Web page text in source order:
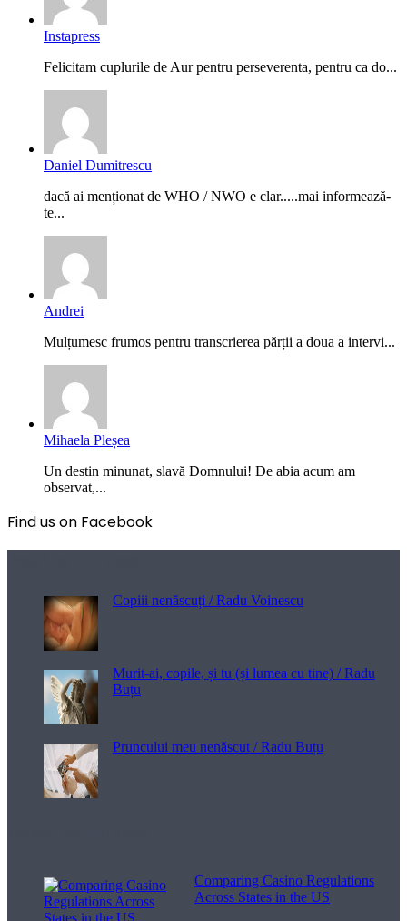
Instapress
Felicitam cuplurile de Aur pentru perseverenta, pentru ca do...
Daniel Dumitrescu
dacă ai menționat de WHO / NWO e clar.....mai informează-
te...
Andrei
Mulțumesc frumos pentru transcrierea părții a doua a intervi...
Mihaela Pleșea
Un destin minunat, slavă Domnului! De abia acum am
observat,...
Find us on Facebook
Copiii nenăscuți / Radu Voinescu
Murit-ai, copile, și tu (și lumea cu tine) / Radu
Buțu
Pruncului meu nenăscut / Radu Buțu
Comparing Casino Regulations
Across States in the US